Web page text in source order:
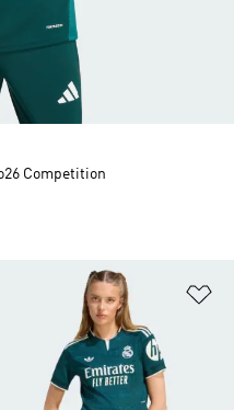
do seznamu přání
Competition